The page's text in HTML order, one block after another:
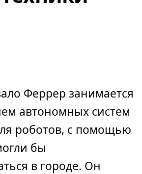
Феррер занимается
автономных систем
роботов, с помощью
бы
в городе. Он